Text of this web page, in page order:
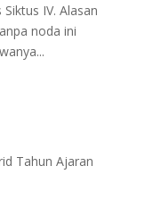
IV. Alasan
noda ini
Tahun Ajaran